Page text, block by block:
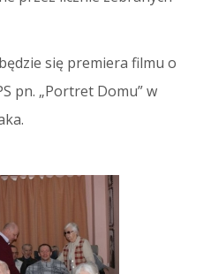
się premiera filmu o
pn. „Portret Domu” w